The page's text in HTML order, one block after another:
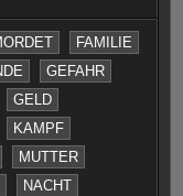
FAMILIE
GEFAHR
GELD
KAMPF
MUTTER
NACHT